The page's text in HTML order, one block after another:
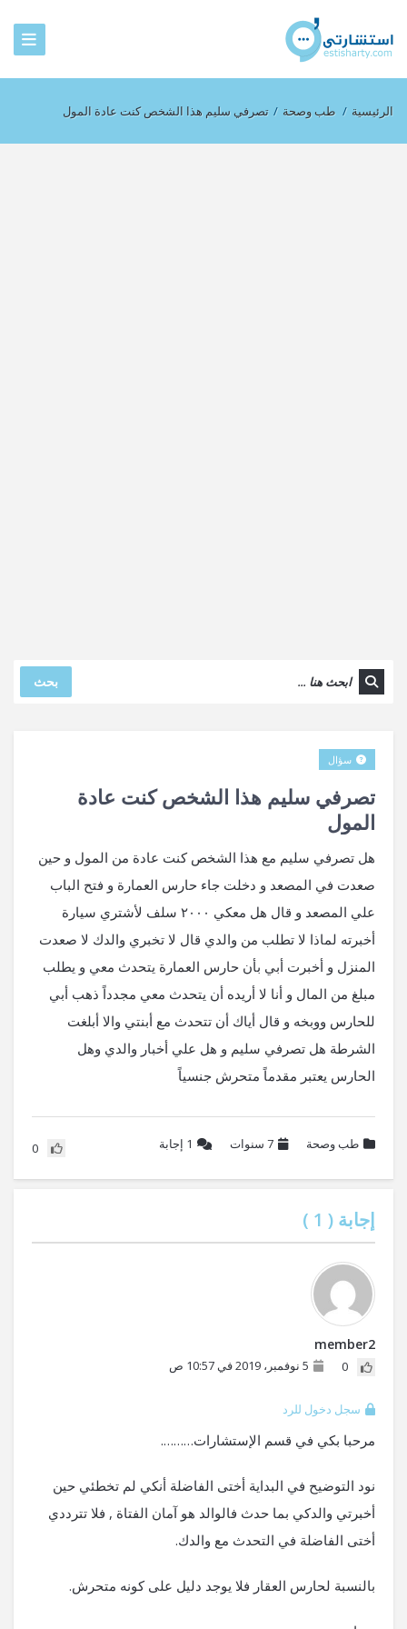
الرئيسية / طب وصحة / تصرفي سليم هذا الشخص كنت عادة المول
بحث
تصرفي سليم هذا الشخص كنت عادة
المول
سؤال
هل تصرفي سليم مع هذا الشخص كنت عادة من المول و حين
صعدت في المصعد و دخلت جاء حارس العمارة و فتح الباب
علي المصعد و قال هل معكي ٢٠٠٠ سلف لأشتري سيارة
أخبرته لماذا لا تطلب من والدي قال لا تخبري والدك لا صعدت
المنزل و أخبرت أبي بأن حارس العمارة يتحدث معي و يطلب
مبلغ من المال و أنا لا أريده أن يتحدث معي مجدداً ذهب أبي
للحارس ووبخه و قال أياك أن تتحدث مع أبنتي والا أبلغت
الشرطة هل تصرفي سليم و هل علي أخبار والدي وهل
الحارس يعتبر مقدماً متحرش جنسياً
طب وصحة 7 سنوات 1 إجابة 0
إجابة ( 1
)
member2
0 5 نوفمبر، 2019 في 10:57 ص
سجل دخول للرد
مرحبا بكي في قسم الإستشارات……….
نود التوضيح في البداية أختى الفاضلة أنكي لم تخطئي حين
أخبرتي والدكي بما حدث فالوالد هو آمان الفتاة , فلا تترددي
أختى الفاضلة في التحدث مع والدك.
بالنسبة لحارس العقار فلا يوجد دليل على كونه متحرش.